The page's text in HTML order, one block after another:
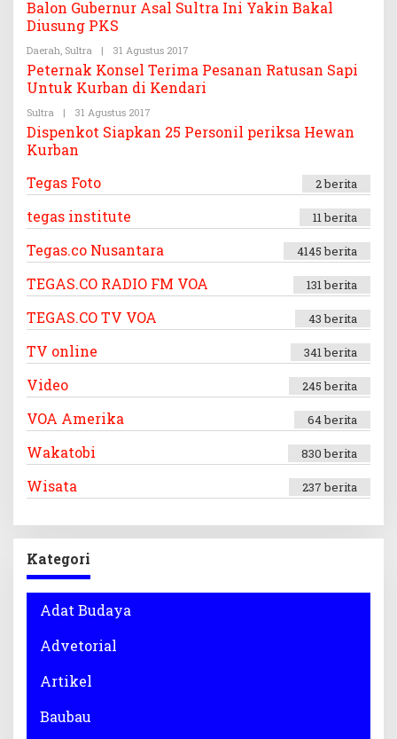
C
C
E
A
O
Balon Gubernur Asal Sultra Ini Yakin Bakal
Diusung PKS
Daerah, Sultra | 31 Agustus 2017
E
H
G
A
Peternak Konsel Terima Pesanan Ratusan Sapi
Untuk Kurban di Kendari
Sultra | 31 Agustus 2017
E
A
O
Dispenkot Siapkan 25 Personil periksa Hewan
Kurban
Tegas Foto
2 berita
tegas institute 11 berita
Tegas.co Nusantara 4145 berita
TEGAS.CO RADIO FM VOA 131 berita
TEGAS.CO TV VOA 43 berita
TV online 341 berita
Video 245 berita
VOA Amerika 64 berita
Wakatobi 830 berita
Wisata 237 berita
Kategori
Adat Budaya
Advetorial
Artikel
Baubau